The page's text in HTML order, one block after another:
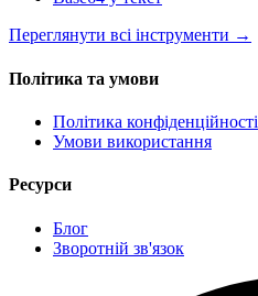
Переглянути всі інструменти →
Політика та умови
Політика конфіденційності
Умови використання
Ресурси
Блог
Зворотній зв'язок